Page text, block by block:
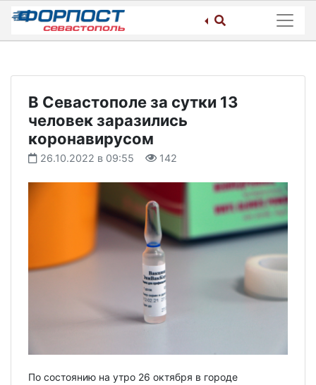
Skip
content
В Севастополе за сутки 13
человек заразились
коронавирусом
26.10.2022 в 09:55 142
По состоянию на утро 26 октября в городе